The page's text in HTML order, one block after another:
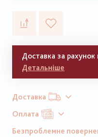
Доставка за
Детальніше
Доставка
Оплата
Безпроблемне